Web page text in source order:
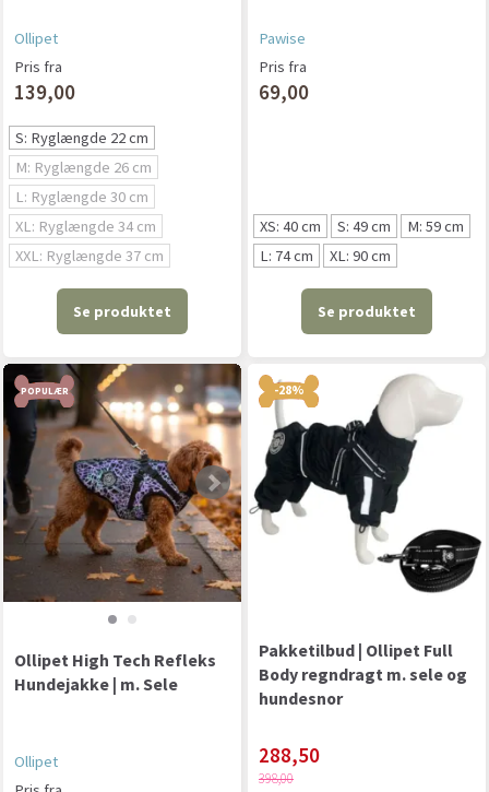
Ollipet
Pris fra
139,00
S: Ryglængde 22 cm
M: Ryglængde 26 cm
L: Ryglængde 30 cm
XL: Ryglængde 34 cm
XXL: Ryglængde 37 cm
Se produktet
Pawise
Pris fra
69,00
XS: 40 cm S: 49 cm
M: 59 cm
L: 74 cm
XL: 90 cm
Se produktet
POPULÆR
Ollipet High Tech Refleks
Hundejakke | m. Sele
Ollipet
-28%
Pakketilbud | Ollipet Full
Body regndragt m. sele og
hundesnor
288,50
398,00